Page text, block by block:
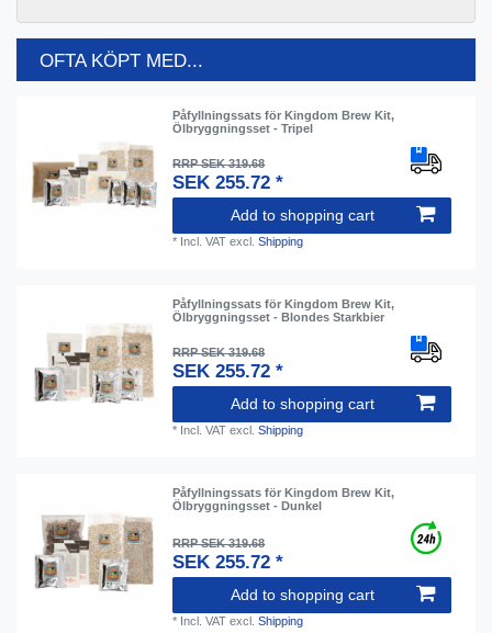
OFTA KÖPT MED...
Påfyllningssats för Kingdom Brew Kit,
Ölbryggningsset - Tripel
RRP SEK 319.68
SEK 255.72 *
Add to shopping cart
* Incl. VAT excl.Shipping
Påfyllningssats för Kingdom Brew Kit,
Ölbryggningsset - Blondes Starkbier
RRP SEK 319.68
SEK 255.72 *
Add to shopping cart
* Incl. VAT excl.Shipping
Påfyllningssats för Kingdom Brew Kit,
Ölbryggningsset - Dunkel
RRP SEK 319.68
SEK 255.72 *
Add to shopping cart
* Incl. VAT excl.Shipping